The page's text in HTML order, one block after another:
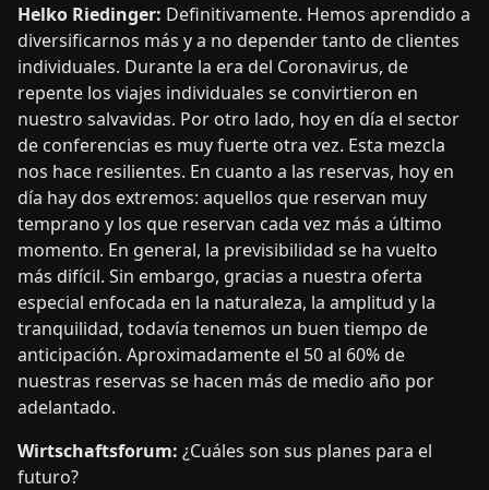
Helko Riedinger: Definitivamente. Hemos aprendido a
diversificarnos más y a no depender tanto de clientes
individuales. Durante la era del Coronavirus, de
repente los viajes individuales se convirtieron en
nuestro salvavidas. Por otro lado, hoy en día el sector
de conferencias es muy fuerte otra vez. Esta mezcla
nos hace resilientes. En cuanto a las reservas, hoy en
día hay dos extremos: aquellos que reservan muy
temprano y los que reservan cada vez más a último
momento. En general, la previsibilidad se ha vuelto
más difícil. Sin embargo, gracias a nuestra oferta
especial enfocada en la naturaleza, la amplitud y la
tranquilidad, todavía tenemos un buen tiempo de
anticipación. Aproximadamente el 50 al 60% de
nuestras reservas se hacen más de medio año por
adelantado.
Wirtschaftsforum: ¿Cuáles son sus planes para el
futuro?